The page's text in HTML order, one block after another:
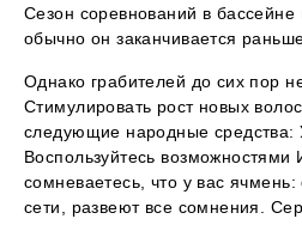
Сезон соревнований в
обычно он заканчивается
Однако грабителей до сих пор
Стимулировать рост новых
следующие народные
Воспользуйтесь возможностями
сомневаетесь, что у вас
сети, развеют все сомнения.